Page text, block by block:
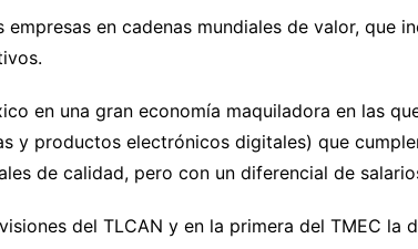
empresas en cadenas mundiales de valor, que
en una gran economía maquiladora en las
y productos electrónicos digitales) que
de calidad, pero con un diferencial de
del TLCAN y en la primera del TMEC la